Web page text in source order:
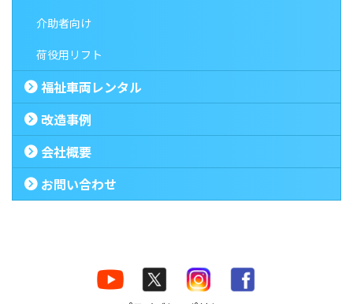
介助者向け
荷役用リフト
福祉車両レンタル
改造事例
会社概要
お問い合わせ